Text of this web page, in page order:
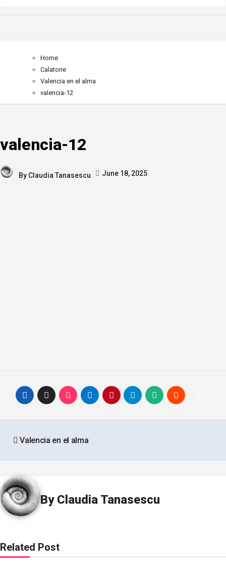
Home
Calatorie
Valencia en el alma
valencia-12
valencia-12
By Claudia Tanasescu June 18, 2025
Valencia en el alma
By Claudia Tanasescu
Related Post